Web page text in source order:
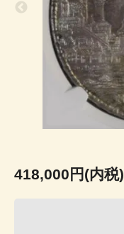
418,000円(内税)